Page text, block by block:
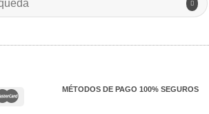
MÉTODOS DE PAGO 100% SEGUROS